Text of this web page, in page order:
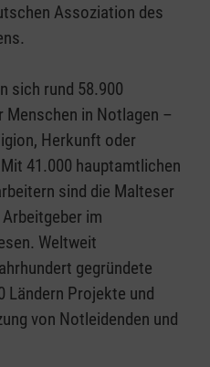
Assoziation des
sich rund 58.900
in Notlagen –
Herkunft oder
41.000 hauptamtlichen
sind die Malteser
im
Weltweit
gegründete
Ländern Projekte und
von Notleidenden und